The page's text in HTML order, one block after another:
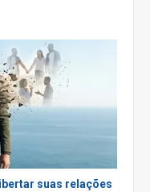
suas relações